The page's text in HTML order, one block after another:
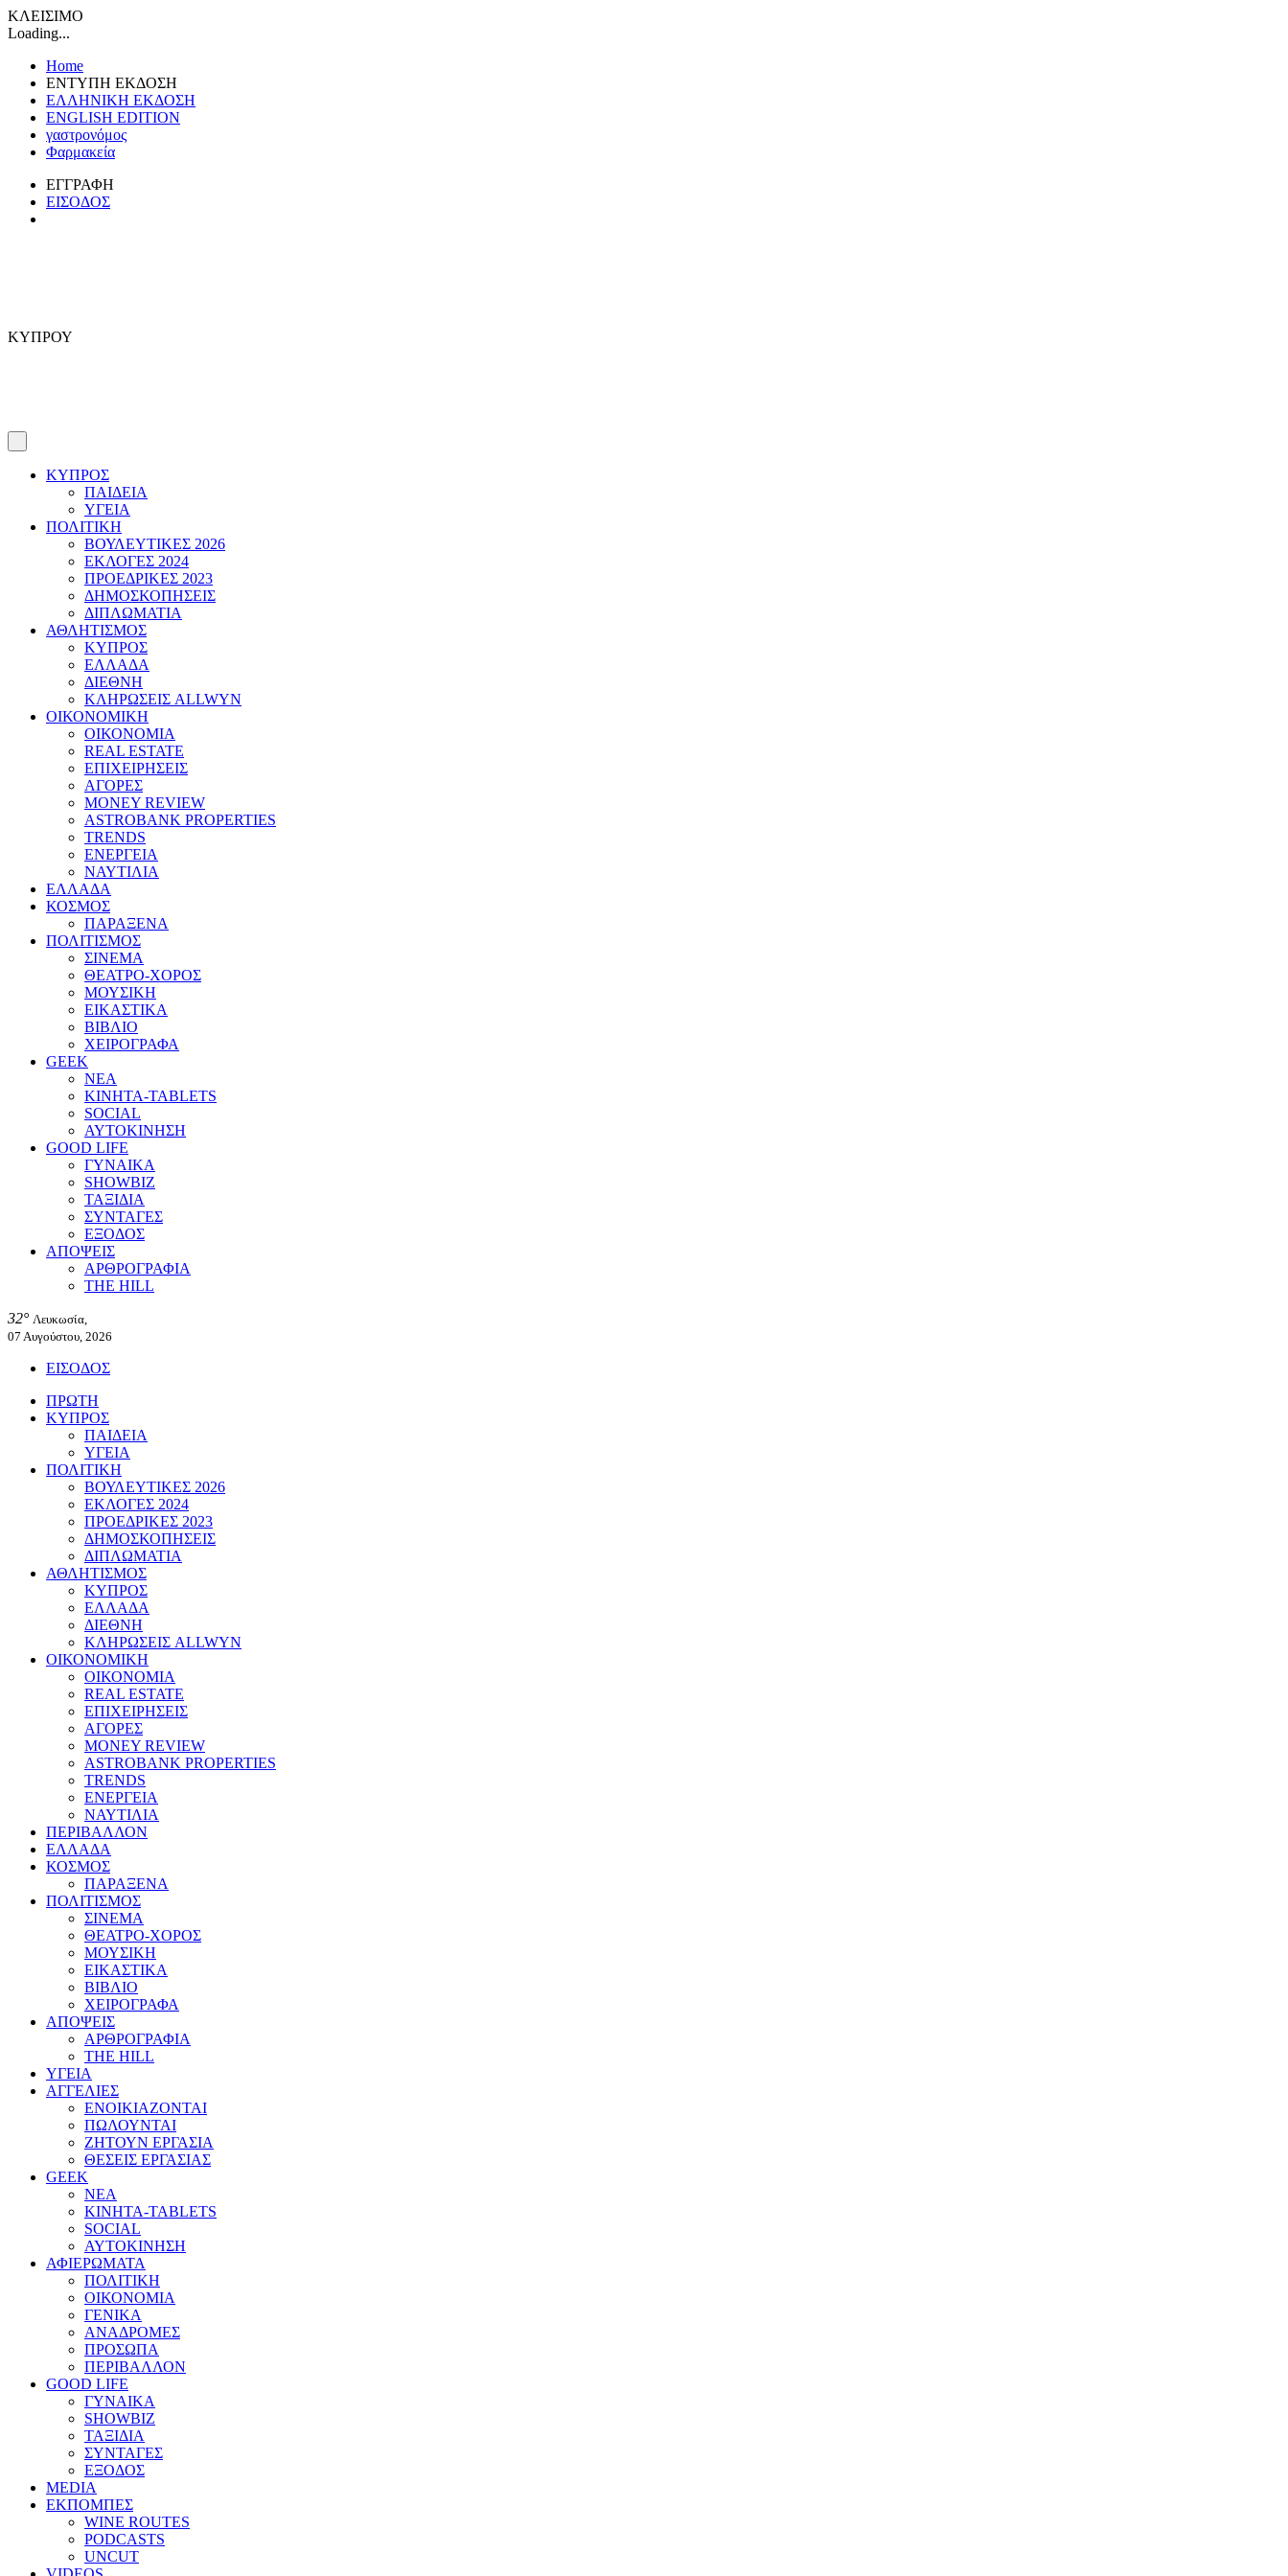
ΚΛΕΙΣΙΜΟ
Loading...
Home
ΕΝΤΥΠΗ ΕΚΔΟΣΗ
ΕΛΛΗΝΙΚΗ ΕΚΔΟΣΗ
ENGLISH EDITION
γαστρονόμος
Φαρμακεία
ΕΓΓΡΑΦΗ
ΕΙΣΟΔΟΣ
ΚΥΠΡΟΥ
ΚΥΠΡΟΣ
ΠΑΙΔΕΙΑ
ΥΓΕΙΑ
ΠΟΛΙΤΙΚΗ
ΒΟΥΛΕΥΤΙΚΕΣ 2026
ΕΚΛΟΓΕΣ 2024
ΠΡΟΕΔΡΙΚΕΣ 2023
ΔΗΜΟΣΚΟΠΗΣΕΙΣ
ΔΙΠΛΩΜΑΤΙΑ
ΑΘΛΗΤΙΣΜΟΣ
ΚΥΠΡΟΣ
ΕΛΛΑΔΑ
ΔΙΕΘΝΗ
ΚΛΗΡΩΣΕΙΣ ALLWYN
ΟΙΚΟΝΟΜΙΚΗ
ΟΙΚΟΝΟΜΙΑ
REAL ESTATE
ΕΠΙΧΕΙΡΗΣΕΙΣ
ΑΓΟΡΕΣ
MONEY REVIEW
ASTROBANK PROPERTIES
TRENDS
ΕΝΕΡΓΕΙΑ
ΝΑΥΤΙΛΙΑ
ΕΛΛΑΔΑ
ΚΟΣΜΟΣ
ΠΑΡΑΞΕΝΑ
ΠΟΛΙΤΙΣΜΟΣ
ΣΙΝΕΜΑ
ΘΕΑΤΡΟ-ΧΟΡΟΣ
ΜΟΥΣΙΚΗ
ΕΙΚΑΣΤΙΚΑ
ΒΙΒΛΙΟ
ΧΕΙΡΟΓΡΑΦΑ
GEEK
ΝΕΑ
ΚΙΝΗΤΑ-TABLETS
SOCIAL
ΑΥΤΟΚΙΝΗΣΗ
GOOD LIFE
ΓΥΝΑΙΚΑ
SHOWBIZ
ΤΑΞΙΔΙΑ
ΣΥΝΤΑΓΕΣ
ΕΞΟΔΟΣ
ΑΠΟΨΕΙΣ
ΑΡΘΡΟΓΡΑΦΙΑ
THE HILL
32° Λευκωσία,
07 Αυγούστου, 2026
ΕΙΣΟΔΟΣ
ΠΡΩΤΗ
ΚΥΠΡΟΣ
ΠΑΙΔΕΙΑ
ΥΓΕΙΑ
ΠΟΛΙΤΙΚΗ
ΒΟΥΛΕΥΤΙΚΕΣ 2026
ΕΚΛΟΓΕΣ 2024
ΠΡΟΕΔΡΙΚΕΣ 2023
ΔΗΜΟΣΚΟΠΗΣΕΙΣ
ΔΙΠΛΩΜΑΤΙΑ
ΑΘΛΗΤΙΣΜΟΣ
ΚΥΠΡΟΣ
ΕΛΛΑΔΑ
ΔΙΕΘΝΗ
ΚΛΗΡΩΣΕΙΣ ALLWYN
ΟΙΚΟΝΟΜΙΚΗ
ΟΙΚΟΝΟΜΙΑ
REAL ESTATE
ΕΠΙΧΕΙΡΗΣΕΙΣ
ΑΓΟΡΕΣ
MONEY REVIEW
ASTROBANK PROPERTIES
TRENDS
ΕΝΕΡΓΕΙΑ
ΝΑΥΤΙΛΙΑ
ΠΕΡΙΒΑΛΛΟΝ
ΕΛΛΑΔΑ
ΚΟΣΜΟΣ
ΠΑΡΑΞΕΝΑ
ΠΟΛΙΤΙΣΜΟΣ
ΣΙΝΕΜΑ
ΘΕΑΤΡΟ-ΧΟΡΟΣ
ΜΟΥΣΙΚΗ
ΕΙΚΑΣΤΙΚΑ
ΒΙΒΛΙΟ
ΧΕΙΡΟΓΡΑΦΑ
ΑΠΟΨΕΙΣ
ΑΡΘΡΟΓΡΑΦΙΑ
THE HILL
ΥΓΕΙΑ
ΑΓΓΕΛΙΕΣ
ΕΝΟΙΚΙΑΖΟΝΤΑΙ
ΠΩΛΟΥΝΤΑΙ
ΖΗΤΟΥΝ ΕΡΓΑΣΙΑ
ΘΕΣΕΙΣ ΕΡΓΑΣΙΑΣ
GEEK
ΝΕΑ
ΚΙΝΗΤΑ-TABLETS
SOCIAL
ΑΥΤΟΚΙΝΗΣΗ
ΑΦΙΕΡΩΜΑΤΑ
ΠΟΛΙΤΙΚΗ
ΟΙΚΟΝΟΜΙΑ
ΓΕΝΙΚΑ
ΑΝΑΔΡΟΜΕΣ
ΠΡΟΣΩΠΑ
ΠΕΡΙΒΑΛΛΟΝ
GOOD LIFE
ΓΥΝΑΙΚΑ
SHOWBIZ
ΤΑΞΙΔΙΑ
ΣΥΝΤΑΓΕΣ
ΕΞΟΔΟΣ
MEDIA
ΕΚΠΟΜΠΕΣ
WINE ROUTES
PODCASTS
UNCUT